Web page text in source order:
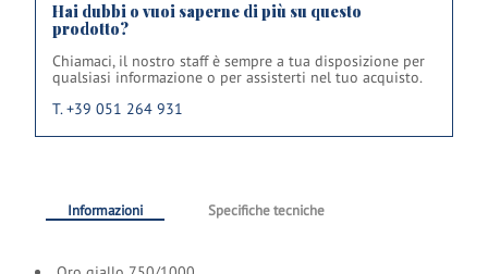
Hai dubbi o vuoi saperne di più su questo
prodotto?
Chiamaci, il nostro staff è sempre a tua disposizione per
qualsiasi informazione o per assisterti nel tuo acquisto.
T. +39 051 264 931
Informazioni Specifiche tecniche